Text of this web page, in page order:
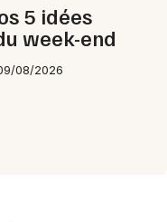
5 idées
week-end
08/2026